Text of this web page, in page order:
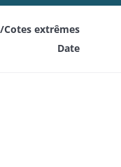
Cotes extrêmes
Date